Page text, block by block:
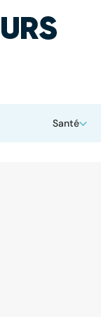
Santé